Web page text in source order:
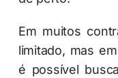
Em muitos
limitado, mas
é possível